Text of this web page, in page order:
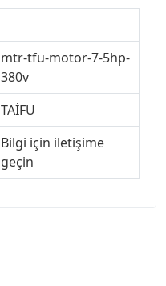
mtr-tfu-motor-7-5hp-
380v
TAİFU
Bilgi için iletişime
geçin